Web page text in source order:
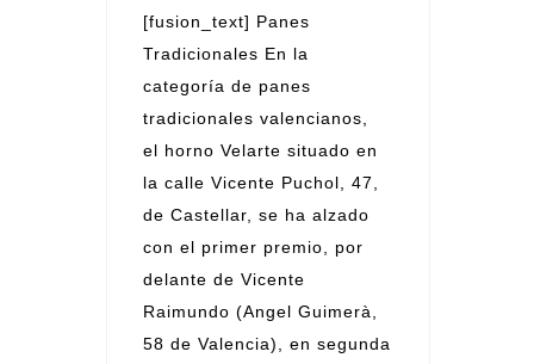
[fusion_text] Panes
Tradicionales En la
categoría de panes
tradicionales valencianos,
el horno Velarte situado en
la calle Vicente Puchol, 47,
de Castellar, se ha alzado
con el primer premio, por
delante de Vicente
Raimundo (Angel Guimerà,
58 de Valencia), en segunda